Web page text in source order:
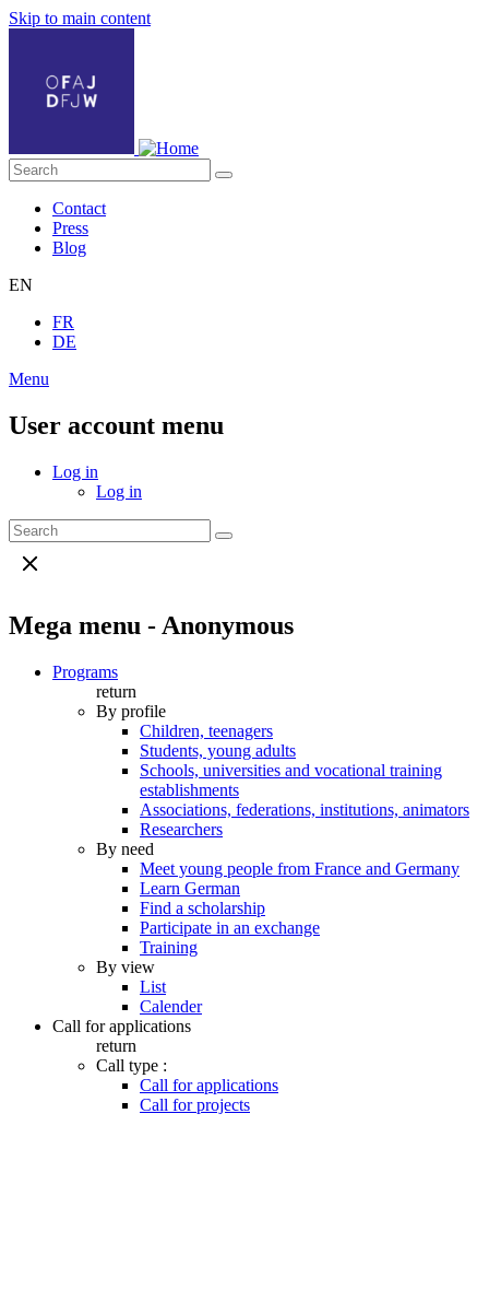
Skip to main content
Contact
Press
Blog
EN
FR
DE
Menu
User account menu
Log in
Log in
Mega menu - Anonymous
Programs
return
By profile
Children, teenagers
Students, young adults
Schools, universities and vocational training
establishments
Associations, federations, institutions, animators
Researchers
By need
Meet young people from France and Germany
Learn German
Find a scholarship
Participate in an exchange
Training
By view
List
Calender
Call for applications
return
Call type :
Call for applications
Call for projects